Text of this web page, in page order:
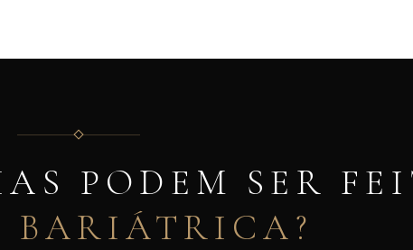
PODEM SER
BARIÁTRICA?